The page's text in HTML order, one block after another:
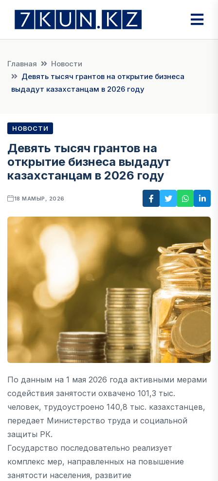
Главная
Новости
Девять тысяч грантов на открытие бизнеса
выдадут казахстанцам в 2026 году
НОВОСТИ
Девять тысяч грантов на
открытие бизнеса выдадут
казахстанцам в 2026 году
18 МАМЫР, 2026
По данным на 1 мая 2026 года активными мерами
содействия занятости охвачено 101,3 тыс.
человек, трудоустроено 140,8 тыс. казахстанцев,
передает Министерство труда и социальной
защиты РК.
Государство последовательно реализует
комплекс мер, направленных на повышение
занятости населения, развитие